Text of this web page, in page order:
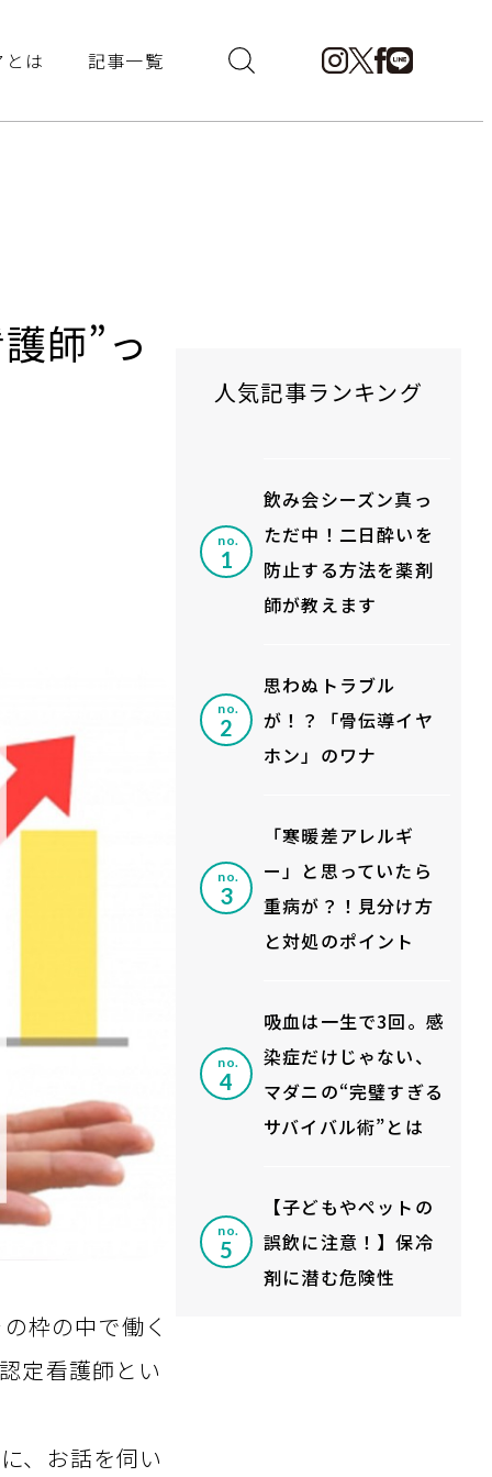
は 記事一覧
師”っ
枠の中で働く
定看護師とい
、お話を伺い
人気記事ランキング
no.
飲み会シーズン真っ
ただ中！二日酔いを
防止する方法を薬剤
師が教えます
no.
思わぬトラブル
が！？「骨伝導イヤ
ホン」のワナ
no.
「寒暖差アレルギ
ー」と思っていたら
重病が？！見分け方
と対処のポイント
no.
吸血は一生で3回。感
染症だけじゃない、
マダニの“完璧すぎる
サバイバル術”とは
no.
【子どもやペットの
誤飲に注意！】保冷
剤に潜む危険性